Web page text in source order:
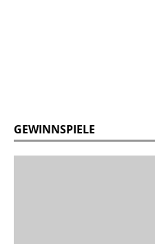
GEWINNSPIELE